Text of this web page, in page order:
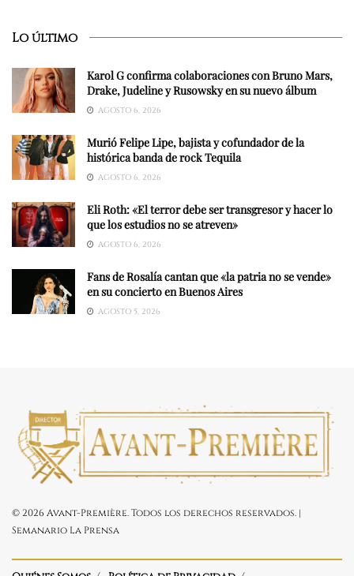
Lo último
Karol G confirma colaboraciones con Bruno Mars,
Drake, Judeline y Rusowsky en su nuevo álbum
AGOSTO 6, 2026
Murió Felipe Lipe, bajista y cofundador de la
histórica banda de rock Tequila
AGOSTO 6, 2026
Eli Roth: «El terror debe ser transgresor y hacer lo
que los estudios no se atreven»
AGOSTO 6, 2026
Fans de Rosalía cantan que «la patria no se vende»
en su concierto en Buenos Aires
AGOSTO 5, 2026
© 2026 Avant-Première. Todos los derechos reservados. |
Semanario La Prensa